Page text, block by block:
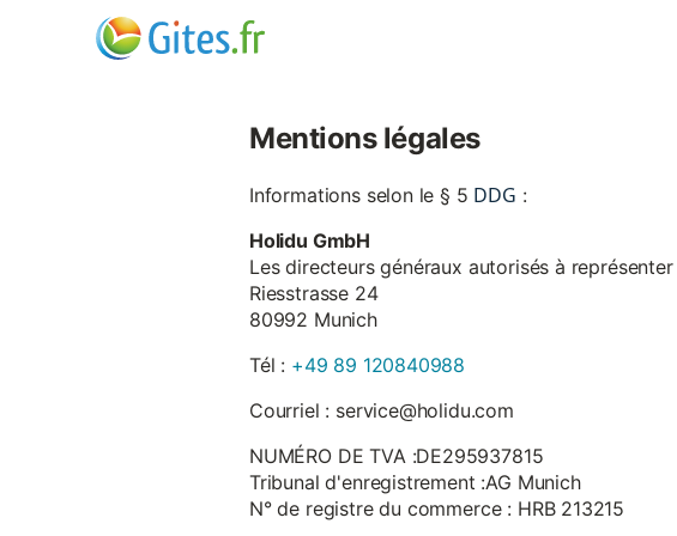
Mentions légales
Informations selon le § 5 DDG :
Holidu GmbH
Les directeurs généraux autorisés à
Riesstrasse 24
80992 Munich
Tél : +49 89 120840988
Courriel : service@holidu.com
NUMÉRO DE TVA :DE295937815
Tribunal d'enregistrement :AG Munich
N° de registre du commerce : HRB 213215